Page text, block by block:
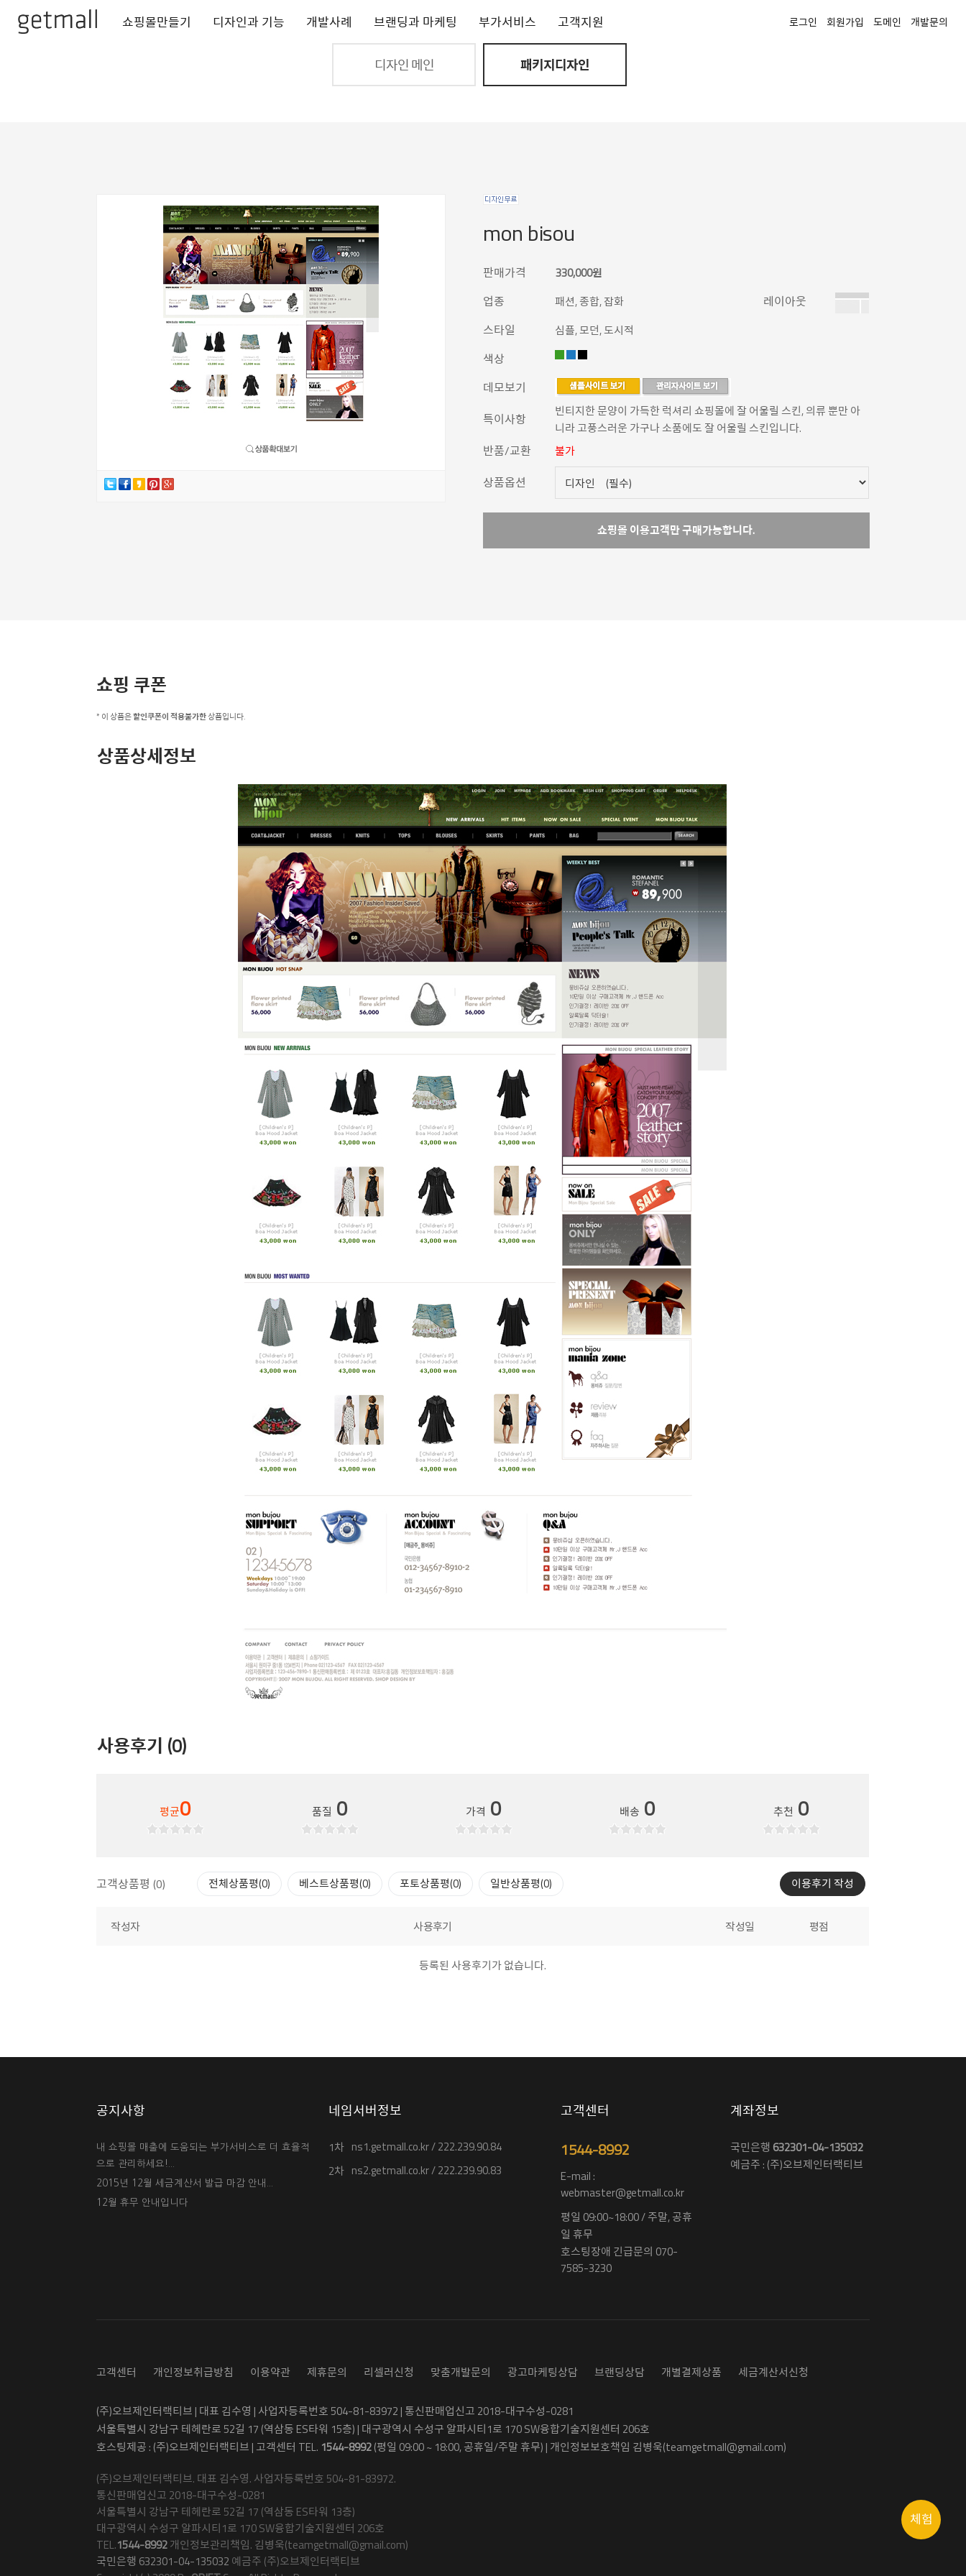
쇼핑몰만들기 디자인과 기능 개발사례 브랜딩과 마케팅 부가서비스 고객지원 로그인 회원가입 도메인 개발문의
디자인 메인 패키지디자인
mon bisou
판매가격 330,000원
업종 패션, 종합, 잡화
레이아웃
스타일
심플, 모던, 도시적
색상
데모보기
특이사항
빈티지한 문양이 가득한 럭셔리 쇼핑몰에 잘 어울릴 스킨, 의류 뿐만 아
니라 고풍스러운 가구나 소품에도 잘 어울릴 스킨입니다.
반품/교환 불가
상품옵션
쇼핑몰 이용고객만 구매가능합니다.
쇼핑 쿠폰
* 이 상품은할인쿠폰이 적용불가한상품입니다.
상품상세정보
사용후기 (0)
평균0 품질 0 가격 0 배송 0 추천 0
고객상품평 (0) 전체상품평(0) 베스트상품평(0) 포토상품평(0) 일반상품평(0) 이용후기 작성
작성자 사용후기 작성일 평점
등록된 사용후기가 없습니다.
공지사항
내 쇼핑몰 매출에 도움되는 부가서비스로 더 효율적
으로 관리하세요!...
2015년 12월 세금계산서 발급 마감 안내...
12월 휴무 안내입니다
네임서버정보
1차 ns1.getmall.co.kr / 222.239.90.84
2차 ns2.getmall.co.kr / 222.239.90.83
고객센터
1544-8992
E-mail :
webmaster@getmall.co.kr
평일 09:00~18:00 / 주말, 공휴
일 휴무
호스팅장애 긴급문의 070-
7585-3230
계좌정보
국민은행 632301-04-135032
예금주 : (주)오브제인터랙티브
고객센터 개인정보취급방침 이용약관 제휴문의 리셀러신청 맞춤개발문의 광고마케팅상담 브랜딩상담 개별결제상품 세금계산서신청
(주)오브제인터랙티브 | 대표 김수영 | 사업자등록번호 504-81-83972 | 통신판매업신고 2018-대구수성-0281
서울특별시 강남구 테헤란로 52길 17 (역삼동 ES타워 15층) | 대구광역시 수성구 알파시티1로 170 SW융합기술지원센터 206호
호스팅제공 : (주)오브제인터랙티브 | 고객센터 TEL. 1544-8992(평일 09:00 ~ 18:00, 공휴일/주말 휴무) | 개인정보보호책임 김병욱(teamgetmall@gmail.com)
(주)오브제인터랙티브. 대표 김수영. 사업자등록번호 504-81-83972.
통신판매업신고 2018-대구수성-0281
서울특별시 강남구 테헤란로 52길 17 (역삼동 ES타워 13층)
대구광역시 수성구 알파시티1로 170 SW융합기술지원센터 206호
TEL.1544-8992개인정보관리책임. 김병욱(teamgetmall@gmail.com)
국민은행 632301-04-135032 예금주 (주)오브제인터랙티브
체험